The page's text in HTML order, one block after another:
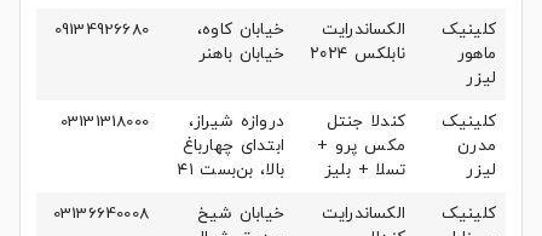
کلینیک
ماهور
لیزر
الکساندرایت
نابلکس ۲۰۲۴
خیابان کاوه،
خیابان باهنر
09134926680
کلینیک
مدرن
لیزر
کندلا جنتل
مکس پرو +
تسلا + بلیز
دروازه شیراز،
ابتدای چهارباغ
بالا، بن‌بست ۴۱
03131318000
کلینیک
الکساندرایت
خیابان شیخ
03136640008